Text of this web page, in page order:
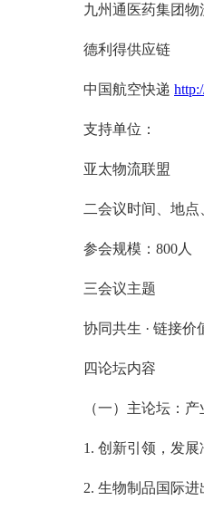
九州通医药集团物
德利得供应链
中国航空快递
支持单位：
亚太物流联盟
二会议时间、地
参会规模：800人
三会议主题
协同共生 · 链接价
四论坛内容
（一）主论坛：
1. 创新引领，发展
2. 生物制品国际进